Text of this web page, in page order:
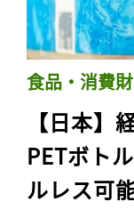
食品・消費
【日本】
PETボト
ルレス可